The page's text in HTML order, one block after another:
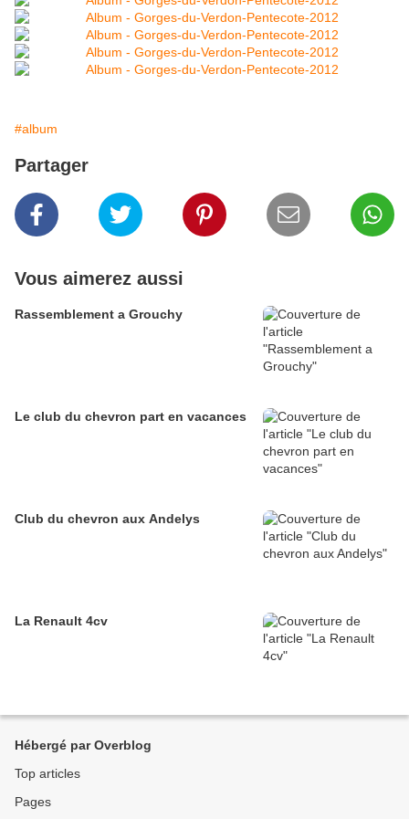
#album
Partager
Vous aimerez aussi
Rassemblement a Grouchy
Le club du chevron part en vacances
Club du chevron aux Andelys
La Renault 4cv
Hébergé par Overblog
Top articles
Pages